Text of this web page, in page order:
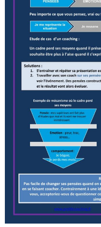
Témoignages
Contact
Blog